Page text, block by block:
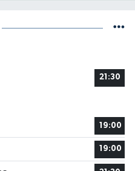
21:30
19:00
19:00